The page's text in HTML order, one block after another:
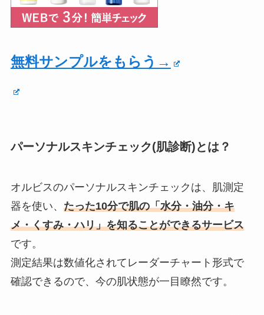
無料サンプルをもらう→
パーソナルスキンチェック(肌診断)とは？
オルビスのパーソナルスキンチェックは、肌測定
器を使い、 たった10分で肌の「水分・油分・キ
メ・くすみ・ハリ」を知ることができるサービス
です。
測定結果は数値化されてレーダーチャート形式で
確認できるので、今の肌状態が一目瞭然です。